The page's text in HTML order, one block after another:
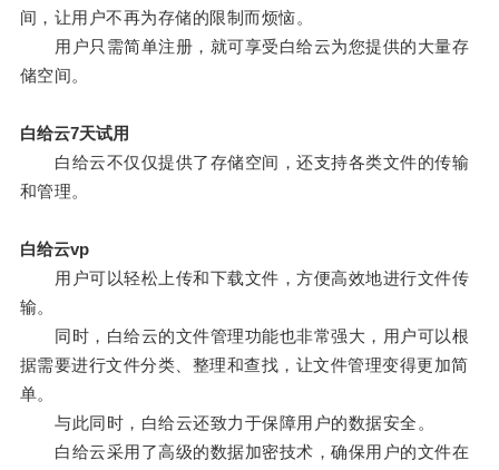
间，让用户不再为存储的限制而烦恼。
用户只需简单注册，就可享受白给云为您提供的大量存
储空间。
白给云7天试用
白给云不仅仅提供了存储空间，还支持各类文件的传输
和管理。
白给云vp
用户可以轻松上传和下载文件，方便高效地进行文件传
输。
同时，白给云的文件管理功能也非常强大，用户可以根
据需要进行文件分类、整理和查找，让文件管理变得更加简
单。
与此同时，白给云还致力于保障用户的数据安全。
白给云采用了高级的数据加密技术，确保用户的文件在